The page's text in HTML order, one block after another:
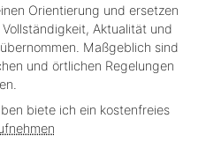
Orientierung und ersetzen
Aktualität und
Maßgeblich sind
und örtlichen Regelungen
biete ich ein kostenfreies